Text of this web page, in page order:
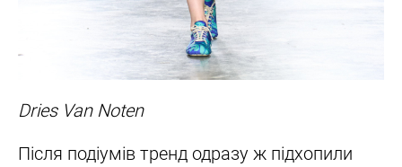
Dries Van Noten
Після подіумів тренд одразу ж підхопили